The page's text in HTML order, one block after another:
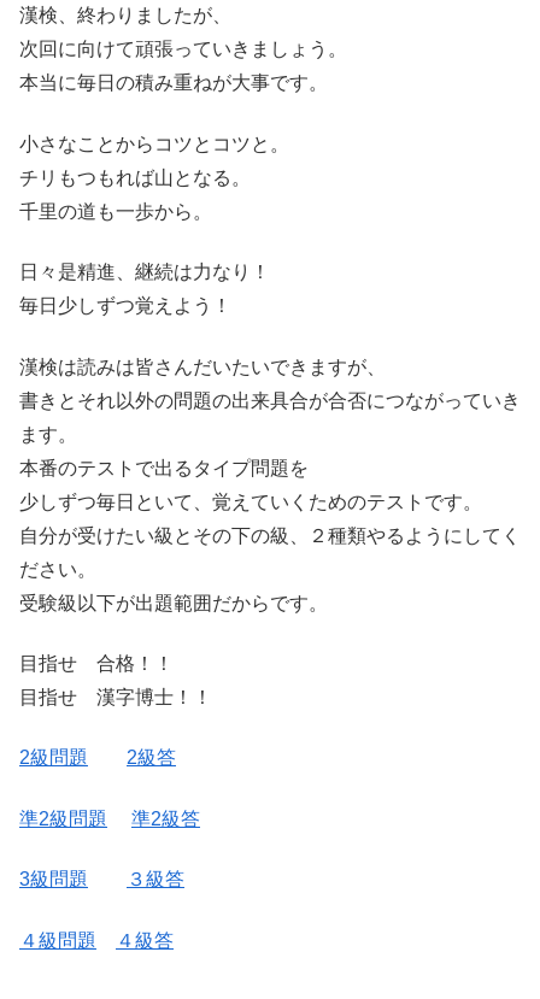
漢検、終わりましたが、
次回に向けて頑張っていきましょう。
本当に毎日の積み重ねが大事です。
小さなことからコツとコツと。
チリもつもれば山となる。
千里の道も一歩から。
日々是精進、継続は力なり！
毎日少しずつ覚えよう！
漢検は読みは皆さんだいたいできますが、
書きとそれ以外の問題の出来具合が合否につながっていき
ます。
本番のテストで出るタイプ問題を
少しずつ毎日といて、覚えていくためのテストです。
自分が受けたい級とその下の級、２種類やるようにしてく
ださい。
受験級以下が出題範囲だからです。
目指せ 合格！！
目指せ 漢字博士！！
2級問題 2級答
準2級問題 準2級答
3級問題 ３級答
４級問題 ４級答